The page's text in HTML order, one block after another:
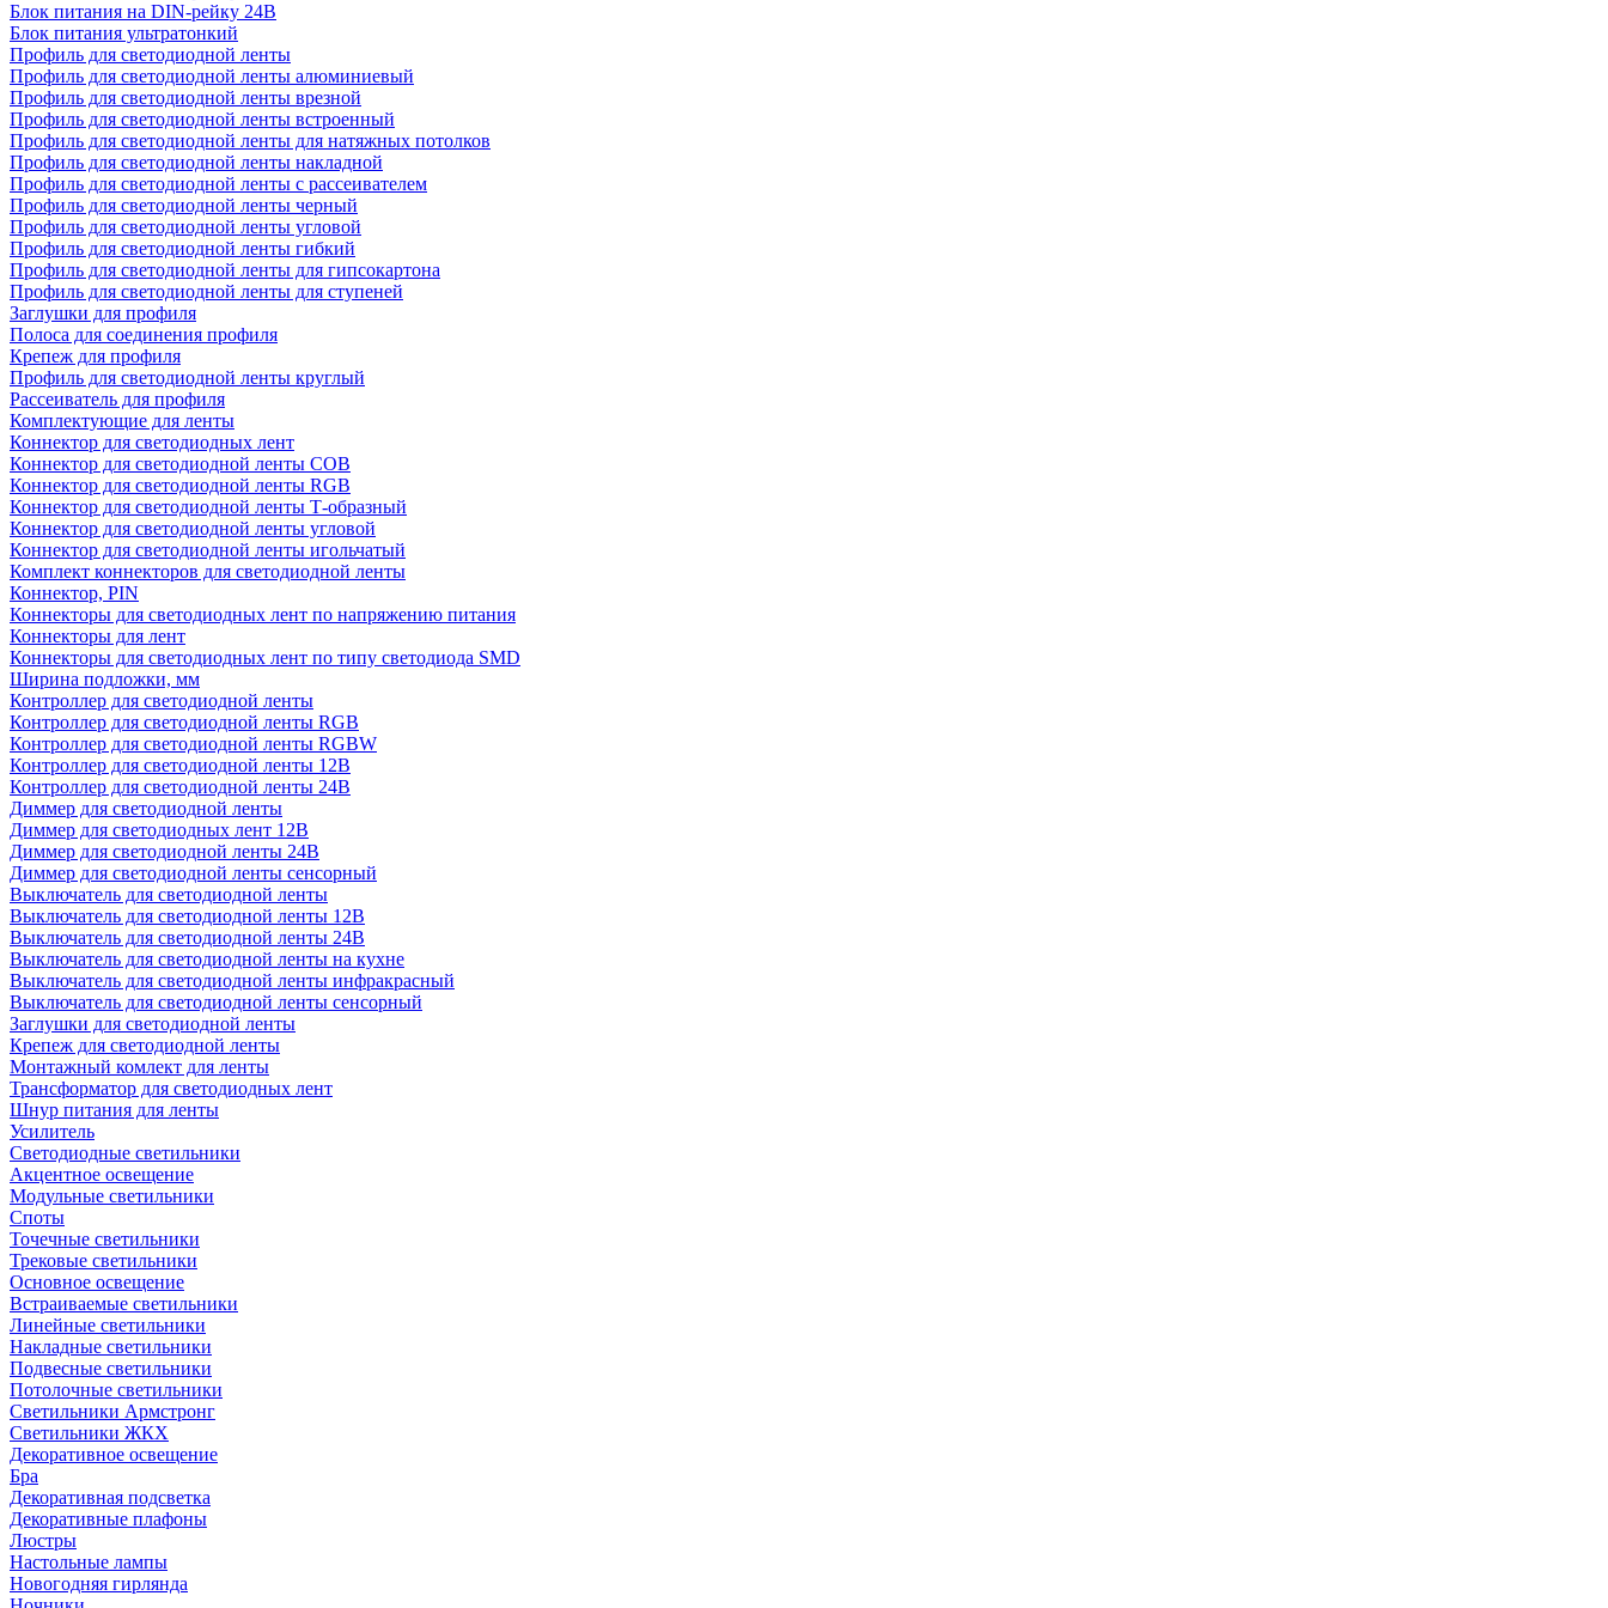
Блок питания на DIN-рейку 24В
Блок питания ультратонкий
Профиль для светодиодной ленты
Профиль для светодиодной ленты алюминиевый
Профиль для светодиодной ленты врезной
Профиль для светодиодной ленты встроенный
Профиль для светодиодной ленты для натяжных потолков
Профиль для светодиодной ленты накладной
Профиль для светодиодной ленты с рассеивателем
Профиль для светодиодной ленты черный
Профиль для светодиодной ленты угловой
Профиль для светодиодной ленты гибкий
Профиль для светодиодной ленты для гипсокартона
Профиль для светодиодной ленты для ступеней
Заглушки для профиля
Полоса для соединения профиля
Крепеж для профиля
Профиль для светодиодной ленты круглый
Рассеиватель для профиля
Комплектующие для ленты
Коннектор для светодиодных лент
Коннектор для светодиодной ленты COB
Коннектор для светодиодной ленты RGB
Коннектор для светодиодной ленты Т-образный
Коннектор для светодиодной ленты угловой
Коннектор для светодиодной ленты игольчатый
Комплект коннекторов для светодиодной ленты
Коннектор, PIN
Коннекторы для светодиодных лент по напряжению питания
Коннекторы для лент
Коннекторы для светодиодных лент по типу светодиода SMD
Ширина подложки, мм
Контроллер для светодиодной ленты
Контроллер для светодиодной ленты RGB
Контроллер для светодиодной ленты RGBW
Контроллер для светодиодной ленты 12В
Контроллер для светодиодной ленты 24В
Диммер для светодиодной ленты
Диммер для светодиодных лент 12В
Диммер для светодиодной ленты 24В
Диммер для светодиодной ленты сенсорный
Выключатель для светодиодной ленты
Выключатель для светодиодной ленты 12В
Выключатель для светодиодной ленты 24В
Выключатель для светодиодной ленты на кухне
Выключатель для светодиодной ленты инфракрасный
Выключатель для светодиодной ленты сенсорный
Заглушки для светодиодной ленты
Крепеж для светодиодной ленты
Монтажный комлект для ленты
Трансформатор для светодиодных лент
Шнур питания для ленты
Усилитель
Светодиодные светильники
Акцентное освещение
Модульные светильники
Споты
Точечные светильники
Трековые светильники
Основное освещение
Встраиваемые светильники
Линейные светильники
Накладные светильники
Подвесные светильники
Потолочные светильники
Светильники Армстронг
Светильники ЖКХ
Декоративное освещение
Бра
Декоративная подсветка
Декоративные плафоны
Люстры
Настольные лампы
Новогодняя гирлянда